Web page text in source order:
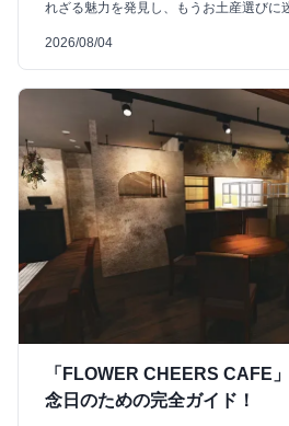
れざる魅力を発見し、もうお土産選びに
2026/08/04
「FLOWER CHEERS CAFE
念日のための完全ガイド！